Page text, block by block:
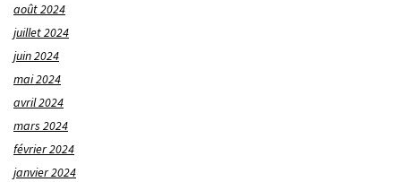
août 2024
juillet 2024
juin 2024
mai 2024
avril 2024
mars 2024
février 2024
janvier 2024